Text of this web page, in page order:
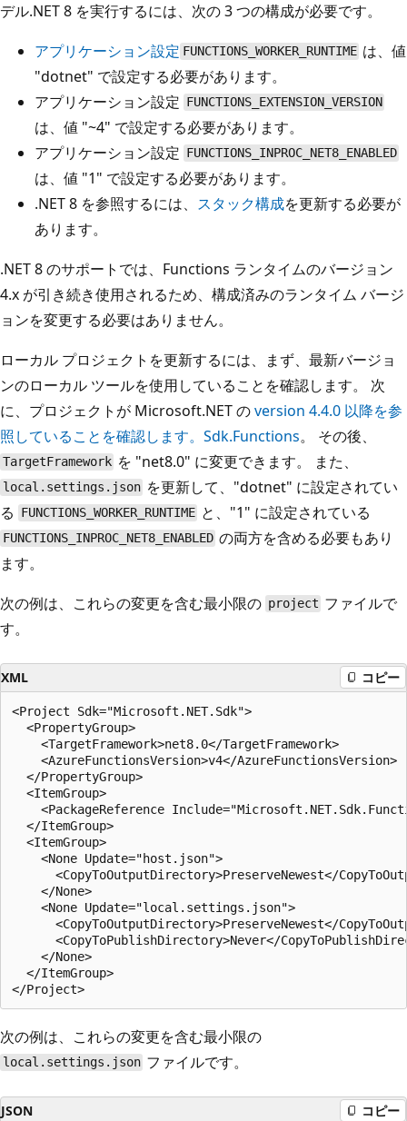
デル.NET 8 を実行するには、次の 3 つの構成が必要です。
アプリケーション設定 FUNCTIONS_WORKER_RUNTIME は、値
"dotnet" で設定する必要があります。
アプリケーション設定 FUNCTIONS_EXTENSION_VERSION
は、値 "~4" で設定する必要があります。
アプリケーション設定 FUNCTIONS_INPROC_NET8_ENABLED
は、値 "1" で設定する必要があります。
.NET 8 を参照するには、 スタック構成を更新する必要が
あります。
.NET 8 のサポートでは、Functions ランタイムのバージョン
4.x が引き続き使用されるため、構成済みのランタイム バージ
ョンを変更する必要はありません。
ローカル プロジェクトを更新するには、まず、最新バージョ
ンのローカル ツールを使用していることを確認します。 次
に、プロジェクトが Microsoft.NET のversion 4.4.0 以降を参
照していることを確認します。Sdk.Functions。 その後、
TargetFramework を "net8.0" に変更できます。 また、
local.settings.json を更新して、"dotnet" に設定されてい
る
FUNCTIONS_WORKER_RUNTIME と、"1" に設定されている
FUNCTIONS_INPROC_NET8_ENABLED の両方を含める必要もあり
ます。
次の例は、これらの変更を含む最小限の project ファイルで
す。
XML コピー
<Project Sdk="Microsoft.NET.Sdk">
  <PropertyGroup>
    <TargetFramework>net8.0</TargetFramework>
    <AzureFunctionsVersion>v4</AzureFunctionsVersion>
  </PropertyGroup>
  <ItemGroup>
<PackageReference
  </ItemGroup>
  <ItemGroup>
    <None Update="host.json">
<CopyToOutputDirectory>PreserveNewest</
    </None>
    <None Update="local.settings.json">
<CopyToOutputDirectory>PreserveNewest</
<CopyToPublishDirectory>Never</
    </None>
  </ItemGroup>
次の例は、これらの変更を含む最小限の
local.settings.json ファイルです。
JSON コピー